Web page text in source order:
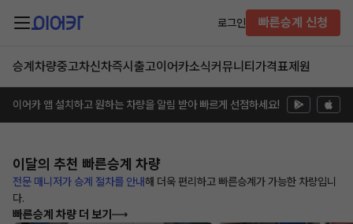
로그인 빠른승계 신청
승계차량중고차신차즉시출고이어카소식커뮤니티 가격표제원
이어카 앱 설치하고 원하는 차량을 알림 받아 빠르게 선점하세요!
이달의 추천 빠른승계 차량
전문 매니저가 승계 절차를 안내해 더욱 편리하고 빠른승계가 가능한 차량입니
다.
빠른승계 차량 더 보기